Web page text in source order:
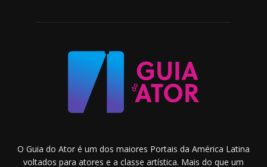
O Guia do Ator é um dos maiores Portais da América Latina
voltados para atores e a classe artística. Mais do que um